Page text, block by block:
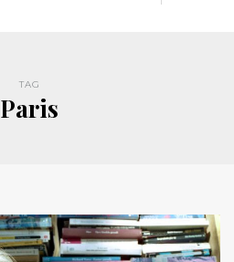
TAG
Paris